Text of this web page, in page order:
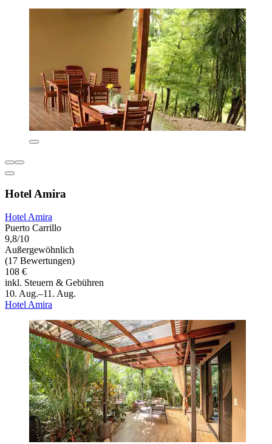
Hotel Amira
Hotel Amira
Puerto Carrillo
9,8/10
Außergewöhnlich
(17 Bewertungen)
108 €
inkl. Steuern & Gebühren
10. Aug.–11. Aug.
Hotel Amira